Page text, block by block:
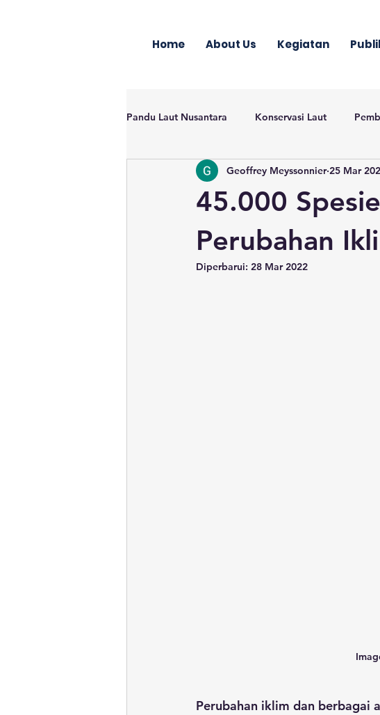
Home About Us Kegiatan
Pandu Laut Nusantara Konservasi Laut
45.000
Perubahan
Geoffrey Meyssonnier 25 Mar
Diperbarui: 28 Mar 2022
Perubahan iklim dan berbagai